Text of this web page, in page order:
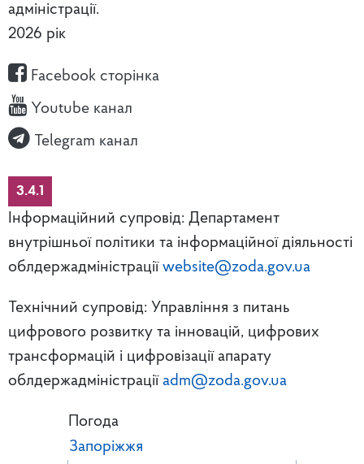
адміністрації.
2026 рік
Facebook сторінка
Youtube канал
Telegram канал
3.4.1
Інформаційний супровід: Департамент
внутрішньої політики та інформаційної діяльності
облдержадміністрації website@zoda.gov.ua
Технічний супровід: Управління з питань
цифрового розвитку та інновацій, цифрових
трансформацій і цифровізації апарату
облдержадміністрації adm@zoda.gov.ua
Погода
Запоріжжя